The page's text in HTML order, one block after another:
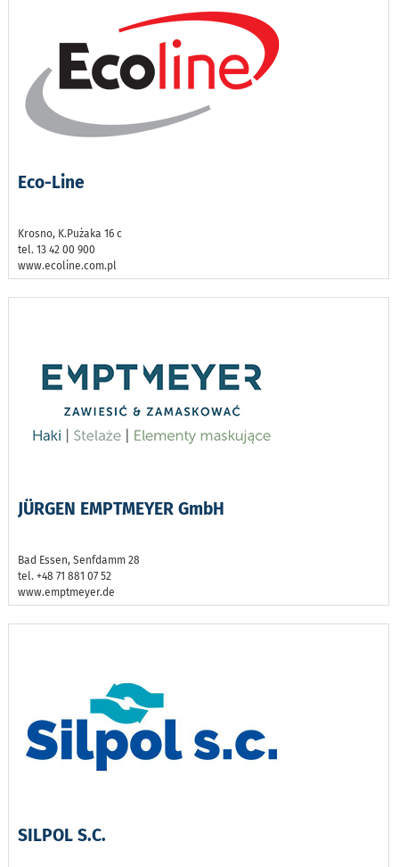
Eco-Line
Krosno, K.Pużaka 16 c
tel. 13 42 00 900
www.ecoline.com.pl
JÜRGEN EMPTMEYER GmbH
Bad Essen, Senfdamm 28
tel. +48 71 881 07 52
www.emptmeyer.de
SILPOL S.C.